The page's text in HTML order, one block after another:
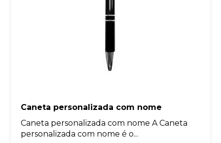
Caneta personalizada com nome
Caneta personalizada com nome A Caneta
personalizada com nome é o...